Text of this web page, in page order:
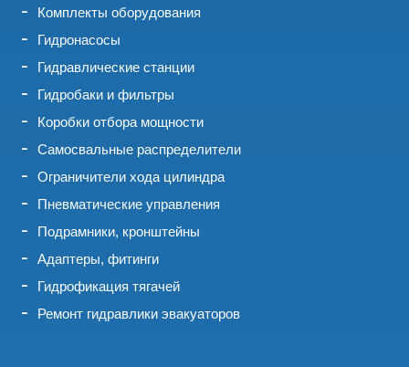
Комплекты оборудования
Гидронасосы
Гидравлические станции
Гидробаки и фильтры
Коробки отбора мощности
Самосвальные распределители
Ограничители хода цилиндра
Пневматические управления
Подрамники, кронштейны
Адаптеры, фитинги
Гидрофикация тягачей
Ремонт гидравлики эвакуаторов